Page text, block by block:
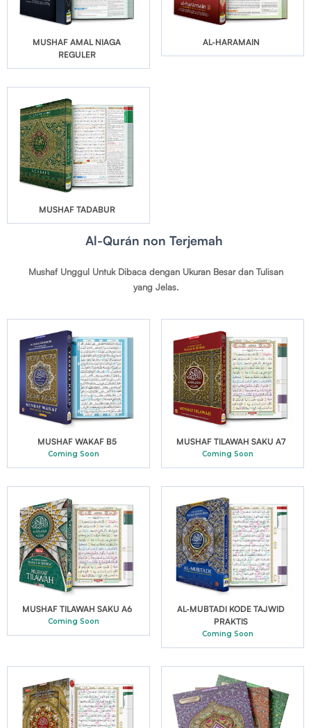
MUSHAF AMAL NIAGA
REGULER
AL-HARAMAIN
MUSHAF TADABUR
Al-Qurán non Terjemah
Mushaf Unggul Untuk Dibaca dengan Ukuran Besar dan Tulisan
yang Jelas.
MUSHAF WAKAF B5
Coming Soon
MUSHAF TILAWAH SAKU A7
Coming Soon
MUSHAF TILAWAH SAKU A6
Coming Soon
AL-MUBTADI KODE TAJWID
PRAKTIS
Coming Soon